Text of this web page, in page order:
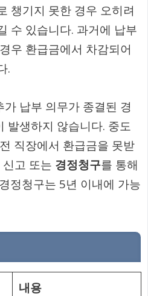
챙기지 못한 경우 오히려
수 있습니다. 과거에 납부
우 환급금에서 차감되어
.
납부 의무가 종결된 경
발생하지 않습니다. 중도
직장에서 환급금을 못받
고 또는 경정청구를 통해
정청구는 5년 이내에 가능
내용